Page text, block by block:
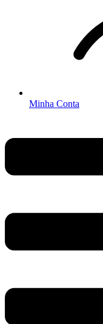
Minha Conta